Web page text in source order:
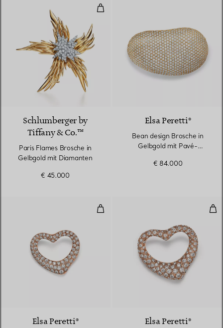
Paris Flames Brosche in
Schlumberger by
Tiffany & Co.™
Paris Flames Brosche in
Gelbgold mit Diamanten
€ 45.000
Elsa Peretti®
Bean design Brosche in
Gelbgold mit Pavé-
€ 84.000
Open Heart Brosche in
Elsa Peretti® Elsa Peretti®